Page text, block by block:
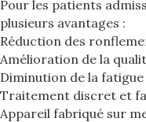
Pour les patients
plusieurs avantages :
Réduction des
Amélioration de la
Diminution de la
Traitement discret et
Appareil fabriqué sur